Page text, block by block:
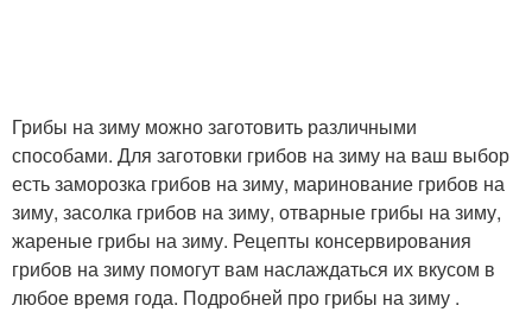
Грибы на зиму можно заготовить различными
способами. Для заготовки грибов на зиму на ваш выбор
есть заморозка грибов на зиму, маринование грибов на
зиму, засолка грибов на зиму, отварные грибы на зиму,
жареные грибы на зиму. Рецепты консервирования
грибов на зиму помогут вам наслаждаться их вкусом в
любое время года. Подробней про грибы на зиму .